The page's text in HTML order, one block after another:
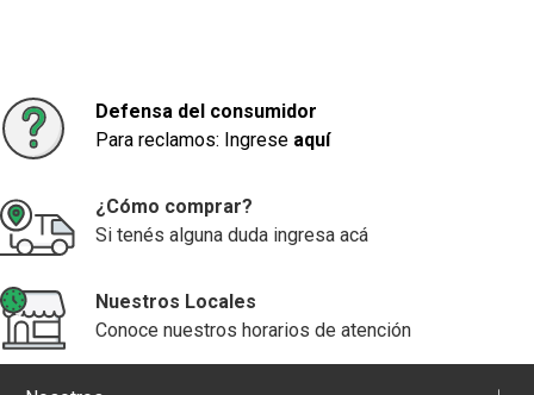
Defensa del consumidor
Para reclamos: Ingrese aquí
¿Cómo comprar?
Si tenés alguna duda ingresa acá
Nuestros Locales
Conoce nuestros horarios de atención